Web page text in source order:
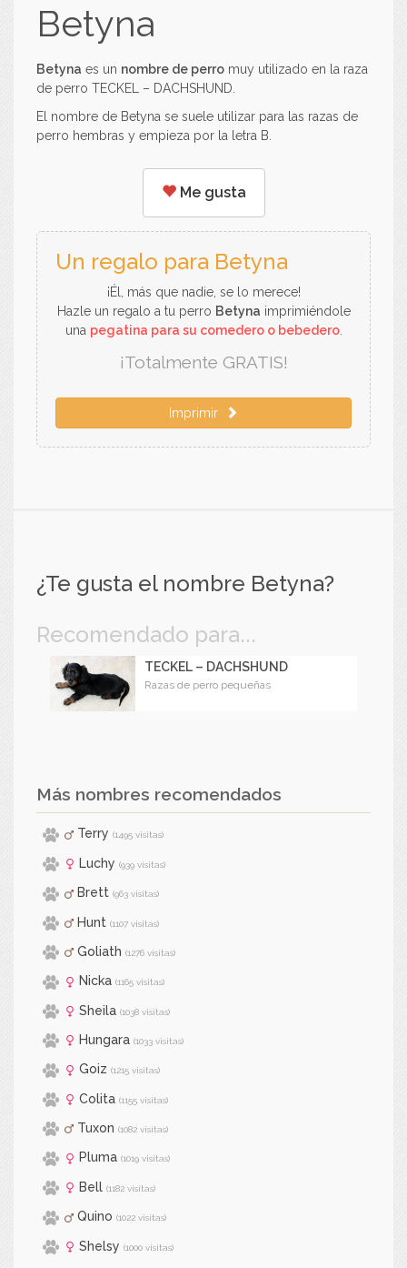
Betyna
Betyna es un nombre de perro muy utilizado en la raza
de perro TECKEL – DACHSHUND.
El nombre de Betyna se suele utilizar para las razas de
perro hembras y empieza por la letra B.
Me gusta
Un regalo para Betyna
¡Él, más que nadie, se lo merece!
Hazle un regalo a tu perro Betyna imprimiéndole
una pegatina para su comedero o bebedero.
¡Totalmente GRATIS!
Imprimir
¿Te gusta el nombre Betyna?
Recomendado para...
TECKEL – DACHSHUND
Razas de perro pequeñas
Más nombres recomendados
Terry (1495 visitas)
Luchy (939 visitas)
Brett (963 visitas)
Hunt (1107 visitas)
Goliath (1276 visitas)
Nicka (1165 visitas)
Sheila (1038 visitas)
Hungara (1033 visitas)
Goiz (1215 visitas)
Colita (1155 visitas)
Tuxon (1082 visitas)
Pluma (1019 visitas)
Bell (1182 visitas)
Quino (1022 visitas)
Shelsy (1000 visitas)